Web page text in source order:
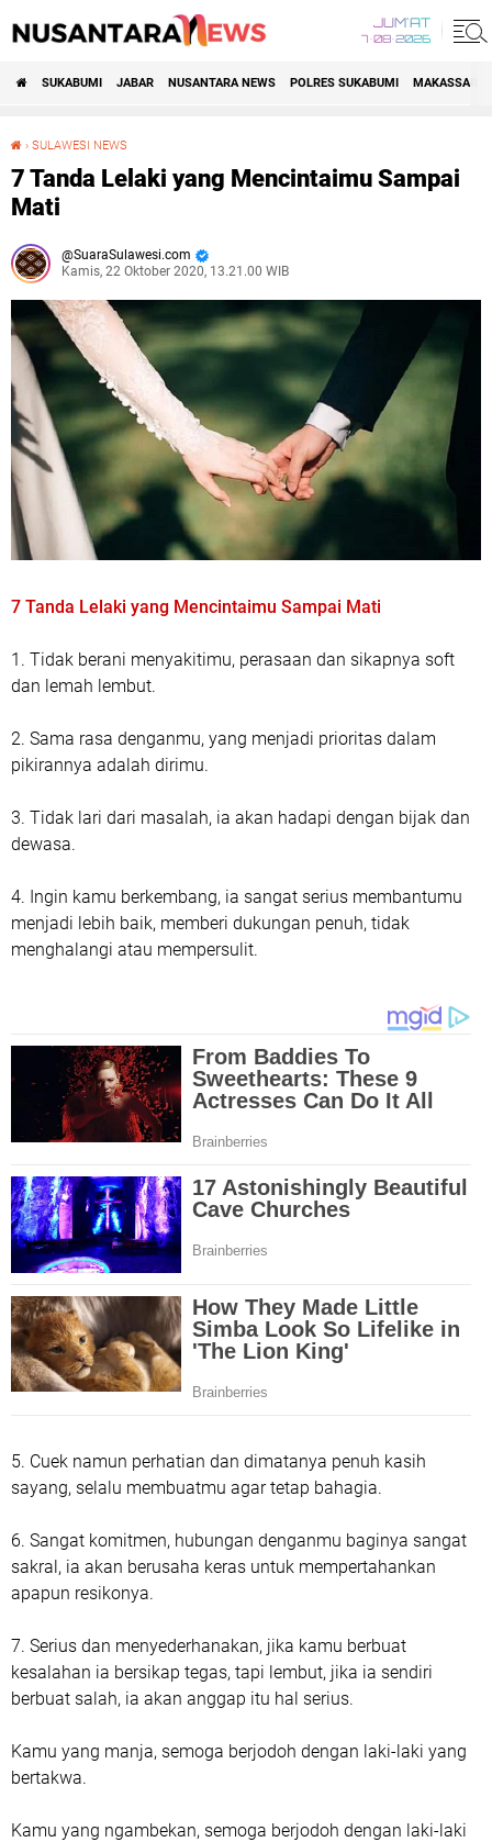
JUM'AT
7•08•2026
SUKABUMI JABAR NUSANTARA NEWS POLRES SUKABUMI MAKASSAR
› SULAWESI NEWS
7 Tanda Lelaki yang Mencintaimu Sampai
Mati
SuaraSulawesi.com
Kamis, 22 Oktober 2020, 13.21.00 WIB
7 Tanda Lelaki yang Mencintaimu Sampai Mati
1. Tidak berani menyakitimu, perasaan dan sikapnya soft
dan lemah lembut.
2. Sama rasa denganmu, yang menjadi prioritas dalam
pikirannya adalah dirimu.
3. Tidak lari dari masalah, ia akan hadapi dengan bijak dan
dewasa.
4. Ingin kamu berkembang, ia sangat serius membantumu
menjadi lebih baik, memberi dukungan penuh, tidak
menghalangi atau mempersulit.
5. Cuek namun perhatian dan dimatanya penuh kasih
sayang, selalu membuatmu agar tetap bahagia.
6. Sangat komitmen, hubungan denganmu baginya sangat
sakral, ia akan berusaha keras untuk mempertahankan
apapun resikonya.
7. Serius dan menyederhanakan, jika kamu berbuat
kesalahan ia bersikap tegas, tapi lembut, jika ia sendiri
berbuat salah, ia akan anggap itu hal serius.
Kamu yang manja, semoga berjodoh dengan laki-laki yang
bertakwa.
Kamu yang ngambekan, semoga berjodoh dengan laki-laki